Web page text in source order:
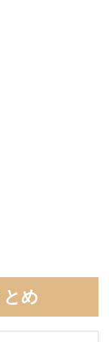
め